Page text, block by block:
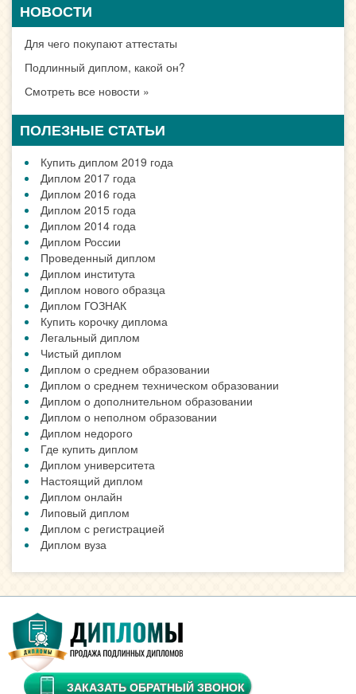
НОВОСТИ
Для чего покупают аттестаты
Подлинный диплом, какой он?
Смотреть все новости »
ПОЛЕЗНЫЕ СТАТЬИ
Купить диплом 2019 года
Диплом 2017 года
Диплом 2016 года
Диплом 2015 года
Диплом 2014 года
Диплом России
Проведенный диплом
Диплом института
Диплом нового образца
Диплом ГОЗНАК
Купить корочку диплома
Легальный диплом
Чистый диплом
Диплом о среднем образовании
Диплом о среднем техническом образовании
Диплом о дополнительном образовании
Диплом о неполном образовании
Диплом недорого
Где купить диплом
Диплом университета
Настоящий диплом
Диплом онлайн
Липовый диплом
Диплом с регистрацией
Диплом вуза
ЗАКАЗАТЬ ОБРАТНЫЙ ЗВОНОК